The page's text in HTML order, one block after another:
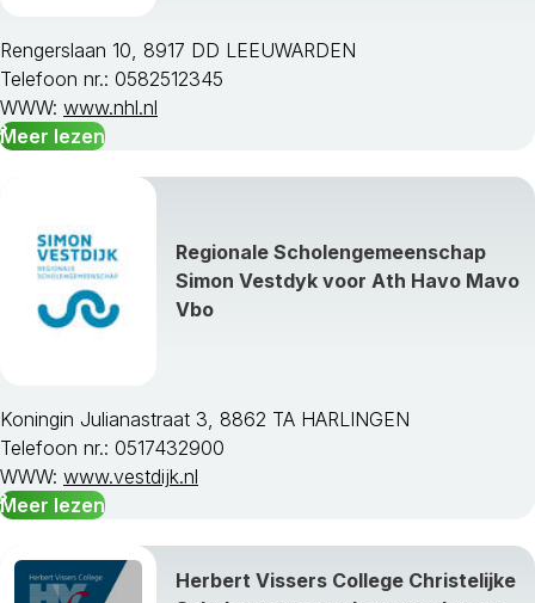
Rengerslaan 10, 8917 DD LEEUWARDEN
Telefoon nr.: 0582512345
WWW: www.nhl.nl
Meer lezen
Regionale Scholengemeenschap
Simon Vestdyk voor Ath Havo Mavo
Vbo
Koningin Julianastraat 3, 8862 TA HARLINGEN
Telefoon nr.: 0517432900
WWW: www.vestdijk.nl
Meer lezen
Herbert Vissers College Christelijke